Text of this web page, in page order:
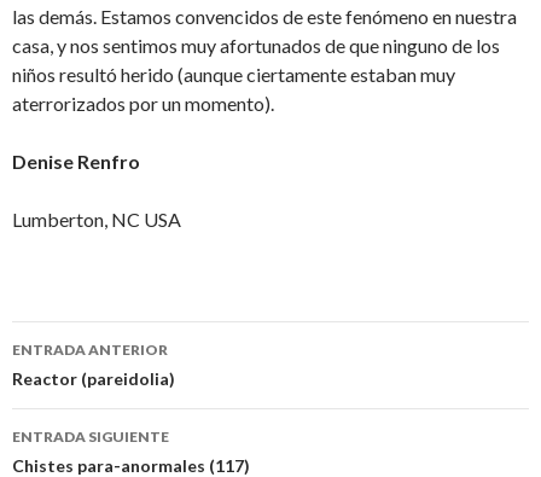
las demás. Estamos convencidos de este fenómeno en nuestra
casa, y nos sentimos muy afortunados de que ninguno de los
niños resultó herido (aunque ciertamente estaban muy
aterrorizados por un momento).
Denise Renfro
Lumberton, NC USA
Navegación
de
entradas
ENTRADA ANTERIOR
Reactor (pareidolia)
ENTRADA SIGUIENTE
Chistes para-anormales (117)